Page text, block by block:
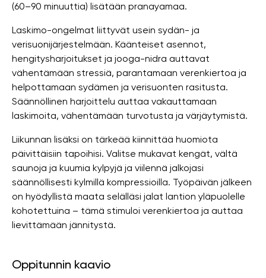
(60–90 minuuttia) lisätään pranayamaa.
Laskimo-ongelmat liittyvät usein sydän- ja
verisuonijärjestelmään. Käänteiset asennot,
hengitysharjoitukset ja jooga-nidra auttavat
vähentämään stressiä, parantamaan verenkiertoa ja
helpottamaan sydämen ja verisuonten rasitusta.
Säännöllinen harjoittelu auttaa vakauttamaan
laskimoita, vähentämään turvotusta ja värjäytymistä.
Liikunnan lisäksi on tärkeää kiinnittää huomiota
päivittäisiin tapoihisi. Valitse mukavat kengät, vältä
saunoja ja kuumia kylpyjä ja viilennä jalkojasi
säännöllisesti kylmillä kompressioilla. Työpäivän jälkeen
on hyödyllistä maata selälläsi jalat lantion yläpuolelle
kohotettuina – tämä stimuloi verenkiertoa ja auttaa
lievittämään jännitystä.
Oppitunnin kaavio